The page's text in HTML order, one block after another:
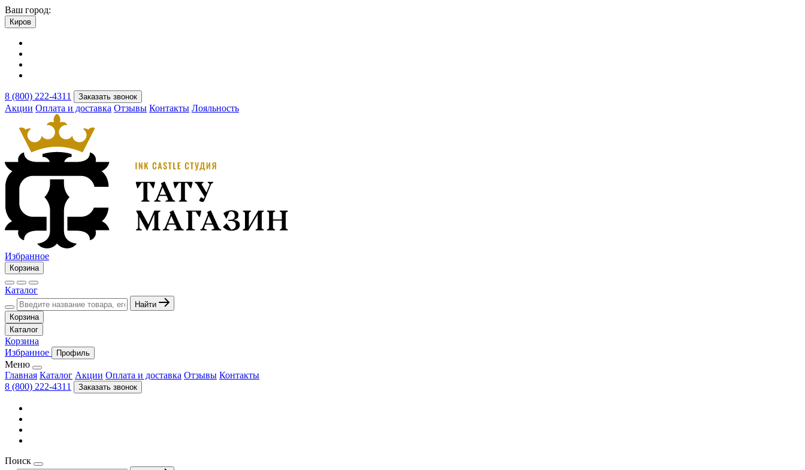
Ваш город:
Киров
8 (800) 222-4311 Заказать звонок
Акции Оплата и доставка Отзывы Контакты Лояльность
Избранное
Корзина
Каталог
Найти
Корзина
Каталог
Корзина
Избранное
Профиль
Меню
Главная Каталог Акции Оплата и доставка Отзывы Контакты
8 (800) 222-4311
Заказать звонок
Поиск